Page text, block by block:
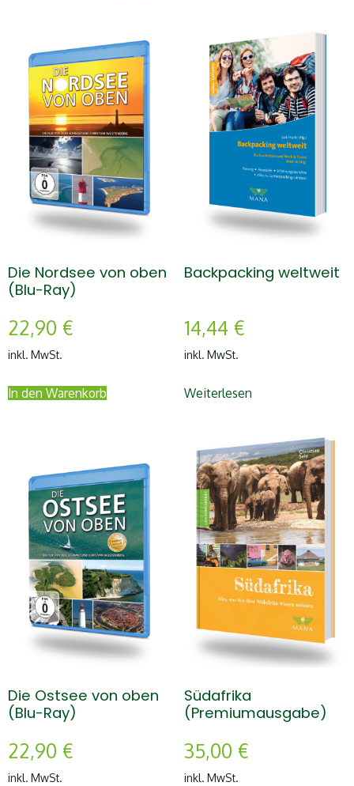
Die Nordsee von oben
(Blu-Ray)
22,90 €
inkl. MwSt.
In den Warenkorb
Backpacking weltweit
14,44 €
inkl. MwSt.
Weiterlesen
Die Ostsee von oben
(Blu-Ray)
22,90 €
inkl. MwSt.
Südafrika
(Premiumausgabe)
35,00 €
inkl. MwSt.